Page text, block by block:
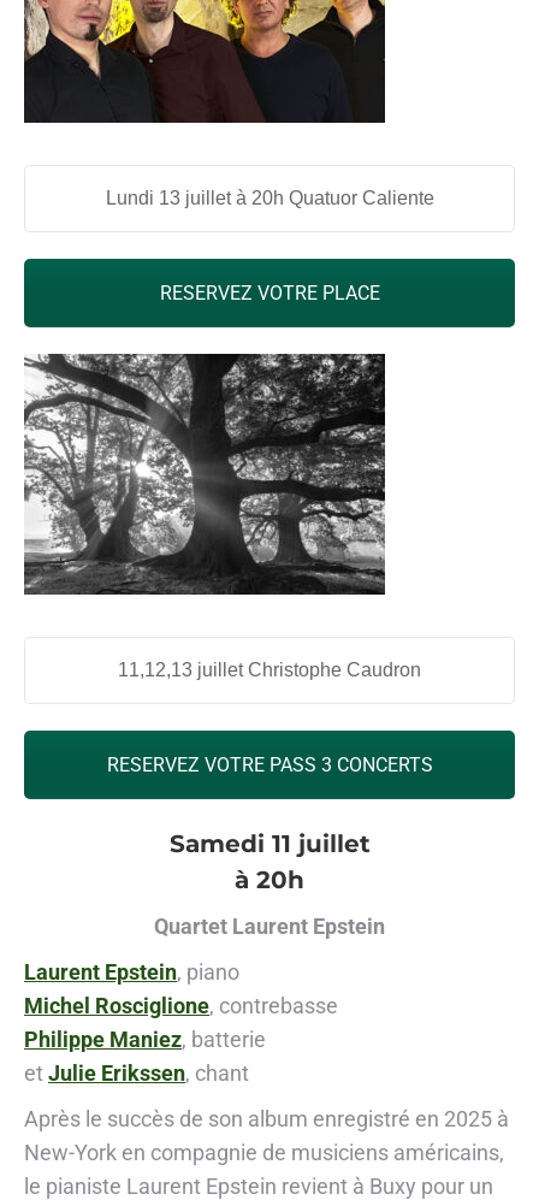
Lundi 13 juillet à 20h Quatuor Caliente
RESERVEZ VOTRE PLACE
11,12,13 juillet Christophe Caudron
RESERVEZ VOTRE PASS 3 CONCERTS
Samedi 11 juillet
à 20h
Quartet Laurent Epstein
Laurent Epstein, piano
Michel Rosciglione, contrebasse
Philippe Maniez, batterie
etJulie Erikssen, chant
Après le succès de son album enregistré en 2025 à
New-York en compagnie de musiciens américains,
le pianiste Laurent Epstein revient à Buxy pour un